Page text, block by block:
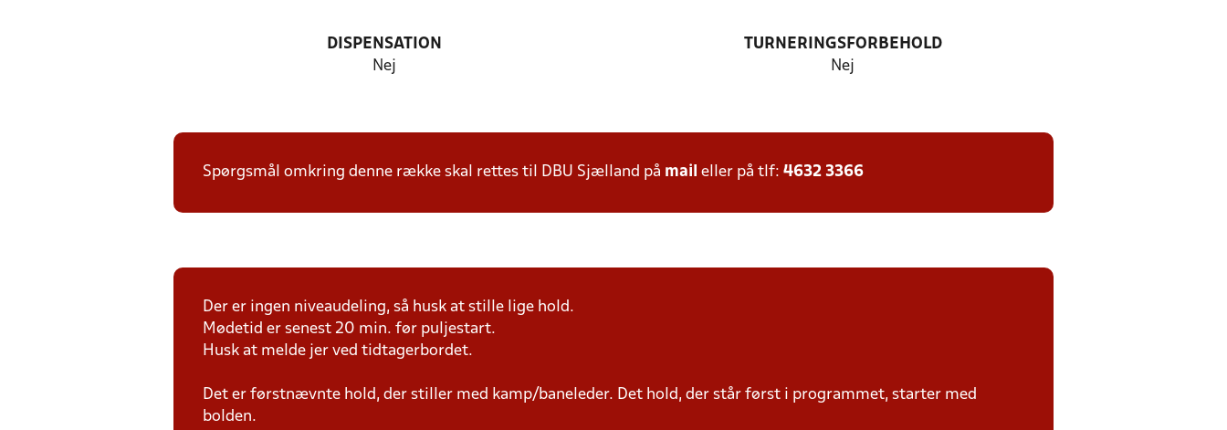
DISPENSATION
Nej
TURNERINGSFORBEHOLD
Nej
Spørgsmål omkring denne række skal rettes til DBU Sjælland på mail eller på tlf: 4632 3366
Der er ingen niveaudeling, så husk at stille lige hold.
Mødetid er senest 20 min. før puljestart.
Husk at melde jer ved tidtagerbordet.
Det er førstnævnte hold, der stiller med kamp/baneleder. Det hold, der står først i programmet, starter med
bolden.